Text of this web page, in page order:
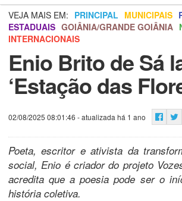
VEJA MAIS EM: PRINCIPAL MUNICIPAIS
ESTADUAIS GOIÂNIA/GRANDE GOIÂNIA
INTERNACIONAIS
Enio Brito de Sá
‘Estação das
02/08/2025 08:01:46 - atualizada há 1 ano
Poeta, escritor e ativista da
social, Enio é criador do projeto
acredita que a poesia pode ser o
história coletiva.